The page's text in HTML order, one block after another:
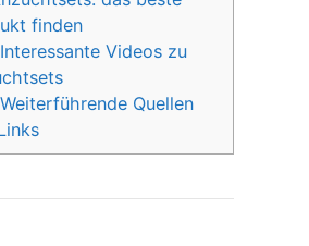
finden
Interessante Videos zu
Weiterführende Quellen